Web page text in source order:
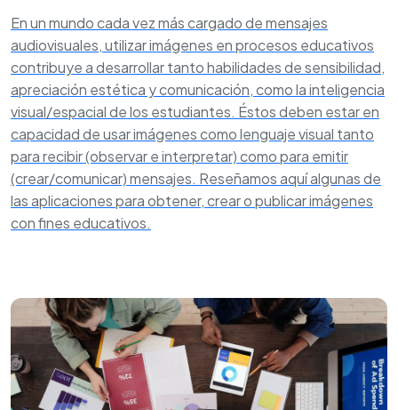
En un mundo cada vez más cargado de mensajes
audiovisuales, utilizar imágenes en procesos educativos
contribuye a desarrollar tanto habilidades de sensibilidad,
apreciación estética y comunicación, como la inteligencia
visual/espacial de los estudiantes. Éstos deben estar en
capacidad de usar imágenes como lenguaje visual tanto
para recibir (observar e interpretar) como para emitir
(crear/comunicar) mensajes. Reseñamos aquí algunas de
las aplicaciones para obtener, crear o publicar imágenes
con fines educativos.